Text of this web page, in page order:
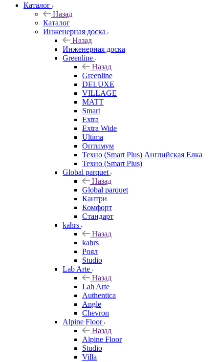
Каталог
Назад
Каталог
Инженерная доска
Назад
Инженерная доска
Greenline
Назад
Greenline
DELUXE
VILLAGE
MATT
Smart
Extra
Extra Wide
Ultima
Оптимум
Техно (Smart Plus) Английская Елка
Техно (Smart Plus)
Global parquet
Назад
Global parquet
Кантри
Комфорт
Стандарт
kahrs
Назад
kahrs
Роял
Studio
Lab Arte
Назад
Lab Arte
Authentica
Angle
Chevron
Alpine Floor
Назад
Alpine Floor
Studio
Villa